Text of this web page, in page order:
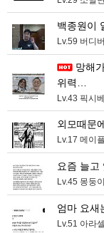
백종원이
Lv.59 버디
위력…
Lv.43 픽시
외모때문
Lv.17 메이플
요즘 늘고
Lv.45 몽둥이
엄마 요새
Lv.51 아라